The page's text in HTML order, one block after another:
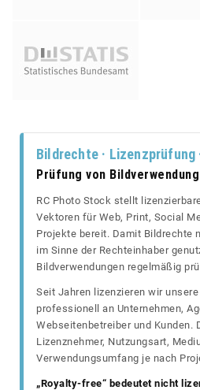
Bildrechte · Lizenzprüfung
Prüfung von
RC Photo Stock stellt
Vektoren für Web, Print, Social
Projekte bereit. Damit Bildrechte
im Sinne der Rechteinhaber
Bildverwendungen regelmäßig
Seit Jahren lizenzieren wir
professionell an Unternehmen,
Webseitenbetreiber und Kunden.
Lizenznehmer, Nutzungsart,
Verwendungsumfang je nach
„Royalty-free“ bedeutet nicht